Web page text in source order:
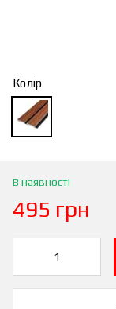
Колір
В наявності
495 грн